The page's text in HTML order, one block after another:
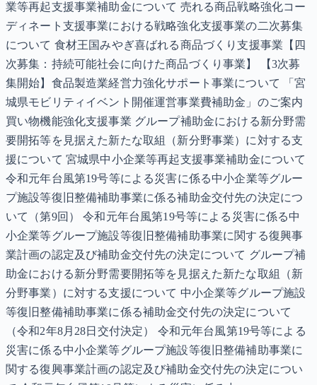
業等再起支援事業補助金について 売れる商品戦略強化コー
ディネート支援事業における戦略強化支援事業の二次募集
について 食材王国みやぎ喜ばれる商品づくり支援事業【四
次募集：持続可能社会に向けた商品づくり事業】 【3次募
集開始】食品製造業経営力強化サポート事業について 「宮
城県モビリティイベント開催運営事業費補助金」のご案内
買い物機能強化支援事業 グループ補助金における新分野需
要開拓等を見据えた新たな取組（新分野事業）に対する支
援について 宮城県中小企業等再起支援事業補助金について
令和元年台風第19号等による災害に係る中小企業等グルー
プ施設等復旧整備補助事業に係る補助金交付先の決定につ
いて（第9回） 令和元年台風第19号等による災害に係る中
小企業等グループ施設等復旧整備補助事業に関する復興事
業計画の認定及び補助金交付先の決定について グループ補
助金における新分野需要開拓等を見据えた新たな取組（新
分野事業）に対する支援について 中小企業等グループ施設
等復旧整備補助事業に係る補助金交付先の決定について
（令和2年8月28日交付決定） 令和元年台風第19号等による
災害に係る中小企業等グループ施設等復旧整備補助事業に
関する復興事業計画の認定及び補助金交付先の決定につい